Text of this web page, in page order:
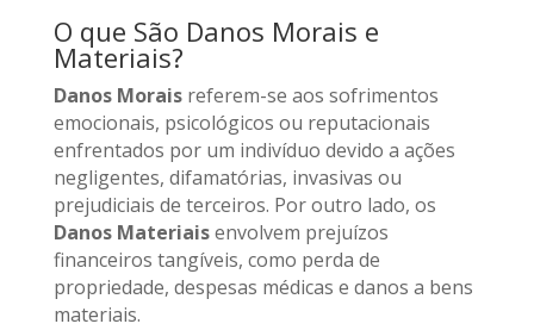
O que São Danos Morais e
Materiais?
Danos Moraisreferem-se aos sofrimentos
emocionais, psicológicos ou reputacionais
enfrentados por um indivíduo devido a ações
negligentes, difamatórias, invasivas ou
prejudiciais de terceiros. Por outro lado, os
Danos Materiaisenvolvem prejuízos
financeiros tangíveis, como perda de
propriedade, despesas médicas e danos a bens
materiais.